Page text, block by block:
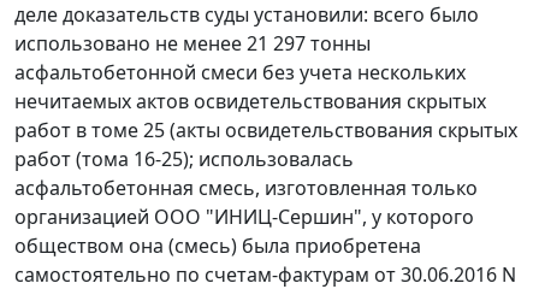
деле доказательств суды установили: всего было
использовано не менее 21 297 тонны
асфальтобетонной смеси без учета нескольких
нечитаемых актов освидетельствования скрытых
работ в томе 25 (акты освидетельствования скрытых
работ (тома 16-25); использовалась
асфальтобетонная смесь, изготовленная только
организацией ООО "ИНИЦ-Сершин", у которого
обществом она (смесь) была приобретена
самостоятельно по счетам-фактурам от 30.06.2016 N